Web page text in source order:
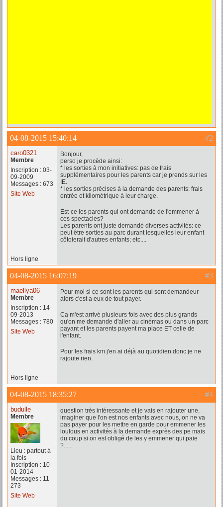
#2
04-08-2015 15:40:14
caro0321
Membre
Inscription : 03-
09-2009
Messages : 673
Site Web
Bonjour,
perso je procède ainsi:
* les sorties à mon initiatives: pas de frais
supplémentaires pour les parents car je prends sur les
IE.
* les sorties précises à la demande des parents: frais
entrée et kilométrique à leur charge.
Est-ce les parents qui ont demandé de l'emmener à
ces spectacles?
Les parents ont juste demandé diverses activités: ce
peut être sorties au parc durant lesquelles leur enfant
côtoierait d'autres enfants; etc....
Hors ligne
#3
04-08-2015 16:07:19
maellya06
Membre
Inscription : 14-
09-2013
Messages : 780
Site Web
Pour moi si ce sont les parents qui sont demandeur
alors c'est a eux de tout payer.
Ca m'est arrivé plusieurs fois avec des plus grands
qu'on me demande d'aller au cinémas ou dans un parc
payant et les parents payent ma place ET celle de
l'enfant.
Pour les frais km j'en ai déjà au quotidien donc je ne
rajoute rien.
Hors ligne
#4
04-08-2015 18:35:27
budulle
Membre
Lieu : partout à
la fois
Inscription : 10-
01-2014
Messages : 11
273
Site Web
question très intéressante et je vais en rajouter une,
imaginer que l'on est nos enfants avec nous, on ne va
pas payer pour les mettre en garde pour emmener les
loulous en activités à la demande exprès des pe mais
du coup si on est obligé de les y emmener qui paie
?.....